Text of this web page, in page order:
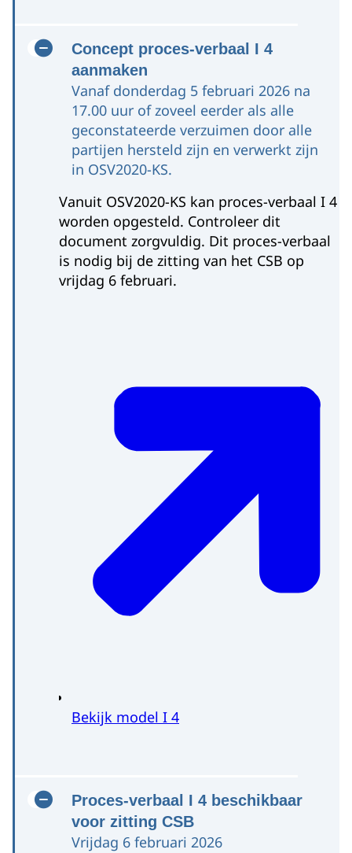
Utrecht
Concept proces-verbaal I 4
aanmaken
Vanaf donderdag 5 februari 2026 na
17.00 uur of zoveel eerder als alle
geconstateerde verzuimen door alle
partijen hersteld zijn en verwerkt zijn
in OSV2020-KS.
Vanuit OSV2020-KS kan proces-verbaal I 4
worden opgesteld. Controleer dit
document zorgvuldig. Dit proces-verbaal
is nodig bij de zitting van het CSB op
vrijdag 6 februari.
Bekijk model I 4
Proces-verbaal I 4 beschikbaar
voor zitting CSB
Vrijdag 6 februari 2026